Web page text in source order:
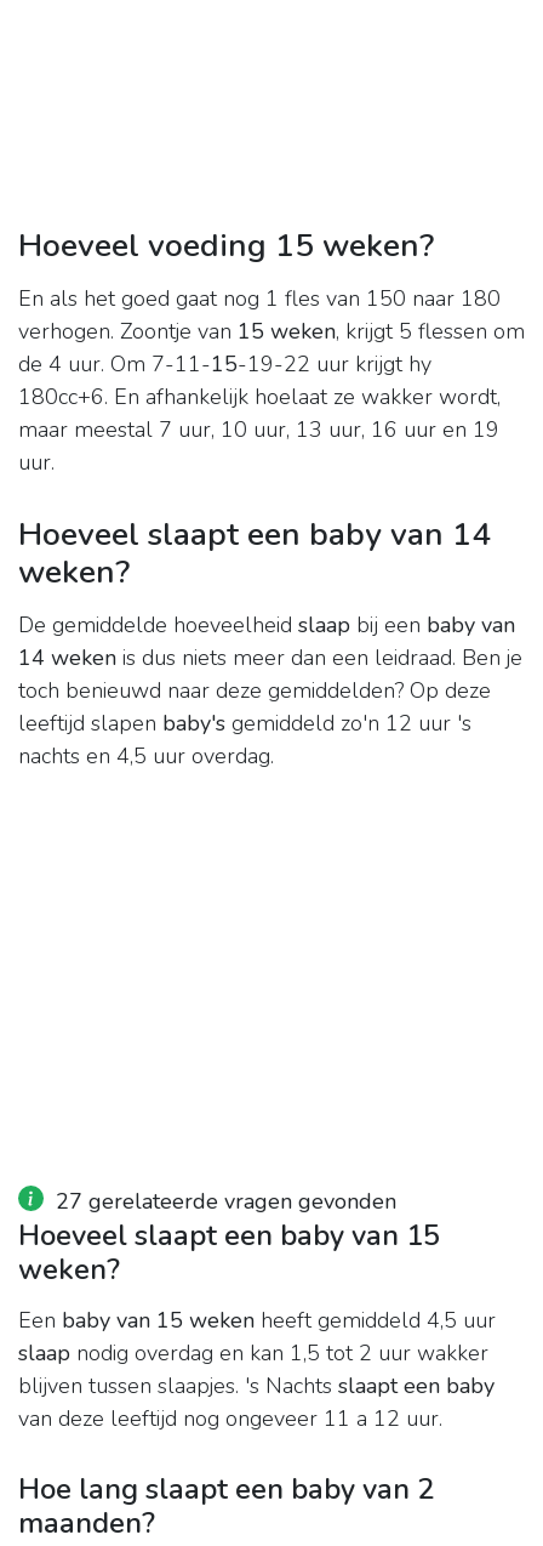
Hoeveel voeding 15 weken?
En als het goed gaat nog 1 fles van 150 naar 180
verhogen. Zoontje van 15 weken, krijgt 5 flessen om
de 4 uur. Om 7-11-15-19-22 uur krijgt hy
180cc+6. En afhankelijk hoelaat ze wakker wordt,
maar meestal 7 uur, 10 uur, 13 uur, 16 uur en 19
uur.
Hoeveel slaapt een baby van 14
weken?
De gemiddelde hoeveelheid slaap bij een baby van
14 weken is dus niets meer dan een leidraad. Ben je
toch benieuwd naar deze gemiddelden? Op deze
leeftijd slapen baby's gemiddeld zo'n 12 uur 's
nachts en 4,5 uur overdag.
27 gerelateerde vragen gevonden
Hoeveel slaapt een baby van 15
weken?
Een baby van 15 weken heeft gemiddeld 4,5 uur
slaap nodig overdag en kan 1,5 tot 2 uur wakker
blijven tussen slaapjes. 's Nachts slaapt een baby
van deze leeftijd nog ongeveer 11 a 12 uur.
Hoe lang slaapt een baby van 2
maanden?